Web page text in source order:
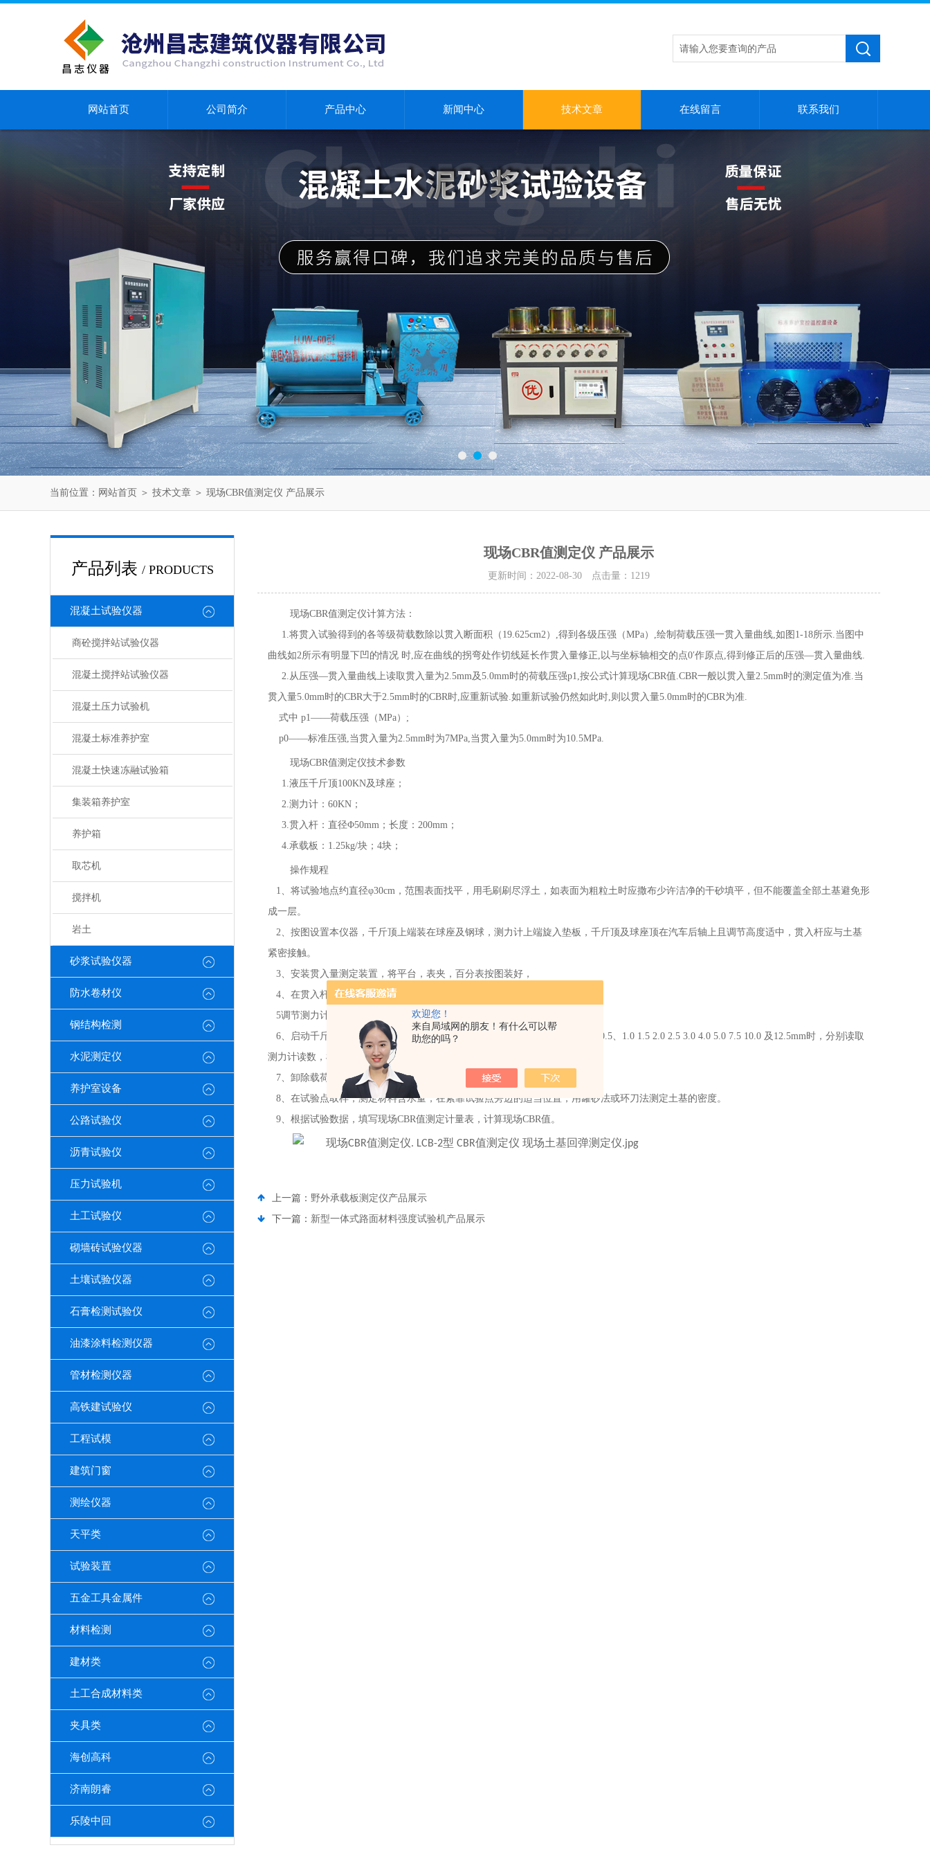
欢迎您！
来自局域网的朋友！有什么可以帮
助您的吗？
网站首页 公司简介 产品中心 新闻中心 技术文章 在线留言 联系我们
当前位置： 网站首页 ＞ 技术文章 ＞ 现场CBR值测定仪 产品展示
产品列表 / PRODUCTS
混凝土试验仪器
商砼搅拌站试验仪器
混凝土搅拌站试验仪器
混凝土压力试验机
混凝土标准养护室
混凝土快速冻融试验箱
集装箱养护室
养护箱
取芯机
搅拌机
岩土
砂浆试验仪器
防水卷材仪
钢结构检测
水泥测定仪
养护室设备
公路试验仪
沥青试验仪
压力试验机
土工试验仪
砌墙砖试验仪器
土壤试验仪器
石膏检测试验仪
油漆涂料检测仪器
管材检测仪器
高铁建试验仪
工程试模
建筑门窗
测绘仪器
天平类
试验装置
五金工具金属件
材料检测
建材类
土工合成材料类
夹具类
海创高科
济南朗睿
乐陵中回
现场CBR值测定仪 产品展示
更新时间：2022-08-30 点击量： 1219
现场CBR值测定仪计算方法：
1.将贯入试验得到的各等级荷载数除以贯入断面积（19.625cm2）,得到各级压强（MPa）,绘制荷载压强一贯入量曲线,如图1-18所示.当图中
曲线如2所示有明显下凹的情况 时,应在曲线的拐弯处作切线延长作贯入量修正,以与坐标轴相交的点0′作原点,得到修正后的压强—贯入量曲线.
2.从压强—贯入量曲线上读取贯入量为2.5mm及5.0mm时的荷载压强p1,按公式计算现场CBR值.CBR一般以贯入量2.5mm时的测定值为准.当
贯入量5.0mm时的CBR大于2.5mm时的CBR时,应重新试验.如重新试验仍然如此时,则以贯入量5.0mm时的CBR为准.
式中 p1——荷载压强（MPa）;
p0——标准压强,当贯入量为2.5mm时为7MPa,当贯入量为5.0mm时为10.5MPa.
现场CBR值测定仪技术参数
1.液压千斤顶100KN及球座；
2.测力计：60KN；
3.贯入杆：直径Φ50mm；长度：200mm；
4.承载板：1.25kg/块；4块；
操作规程
1、将试验地点约直径φ30cm，范围表面找平，用毛刷刷尽浮土，如表面为粗粒土时应撒布少许洁净的干砂填平，但不能覆盖全部土基避免形
成一层。
2、按图设置本仪器，千斤顶上端装在球座及钢球，测力计上端旋入垫板，千斤顶及球座顶在汽车后轴上且调节高度适中，贯入杆应与土基
紧密接触。
3、安装贯入量测定装置，将平台，表夹，百分表按图装好，
4、在贯入杆位置安装4块1.25mm分开成半圆的承载板（共5KG）
5调节测力计及贯入量百分表，调零，初始数据。
6、启动千斤顶，使贯入杆慢速（约1mm/min）压入土基，当相当于贯入量为0.5、1.0 1.5 2.0 2.5 3.0 4.0 5.0 7.5 10.0 及12.5mm时，分别读取
测力计读数，根据情况，也可在贯入量达到7.5mm时结束试验。
7、卸除载荷移去测定装置。
8、在试验点取样，测定材料含水量，在紧靠试验点旁边的适当位置，用罐砂法或环刀法测定土基的密度。
9、根据试验数据，填写现场CBR值测定计量表，计算现场CBR值。
上一篇： 野外承载板测定仪产品展示
下一篇： 新型一体式路面材料强度试验机产品展示